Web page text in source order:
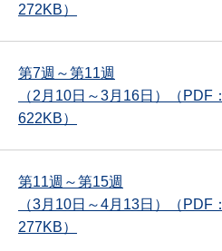
272KB）
第7週～第11週
（2月10日～3月16日）（PDF：
622KB）
第11週～第15週
（3月10日～4月13日）（PDF：
277KB）